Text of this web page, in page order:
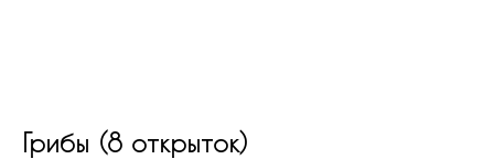
Грибы (8 открыток)